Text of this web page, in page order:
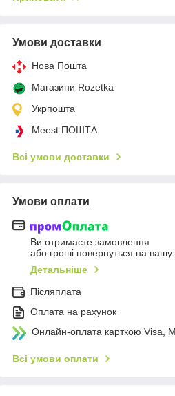
Умови доставки
Нова Пошта
Магазини Rozetka
Укрпошта
Meest ПОШТА
Всі умови доставки
Умови оплати
Ви отримаєте замовлення
або гроші повернуться на вашу
Детальніше
Післяплата
Оплата на рахунок
Онлайн-оплата карткою Visa,
Всі умови оплати